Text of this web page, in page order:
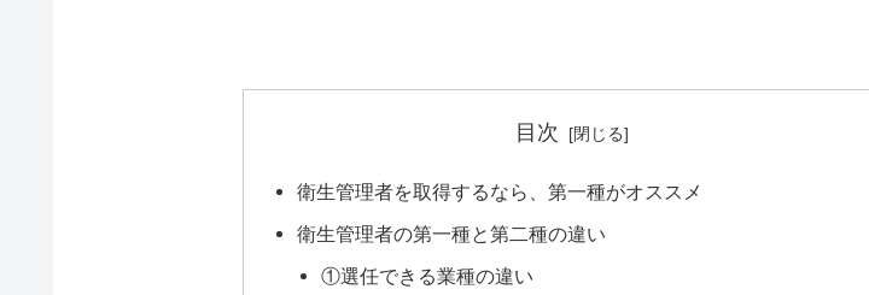
目次
衛生管理者を取得するなら、第一種がオススメ
衛生管理者の第一種と第二種の違い
①選任できる業種の違い